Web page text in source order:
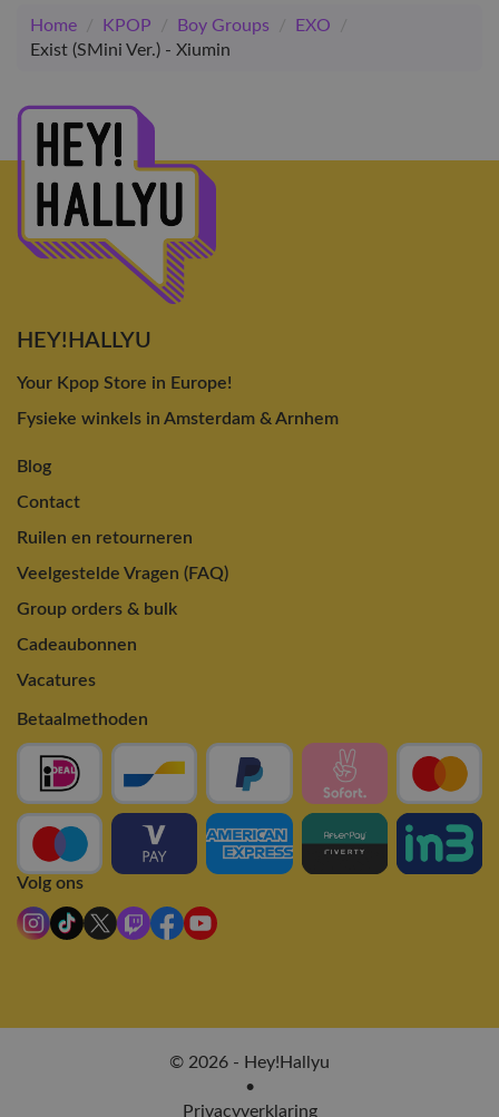
Home / KPOP / Boy Groups / EXO
/
Exist (SMini Ver.) - Xiumin
HEY!HALLYU
Your Kpop Store in Europe!
Fysieke winkels in Amsterdam & Arnhem
Blog
Contact
Ruilen en retourneren
Veelgestelde Vragen (FAQ)
Group orders & bulk
Cadeaubonnen
Vacatures
Betaalmethoden
Volg ons
© 2026 - Hey!Hallyu
•
Privacyverklaring